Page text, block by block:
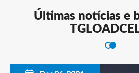
Últimas notícias e